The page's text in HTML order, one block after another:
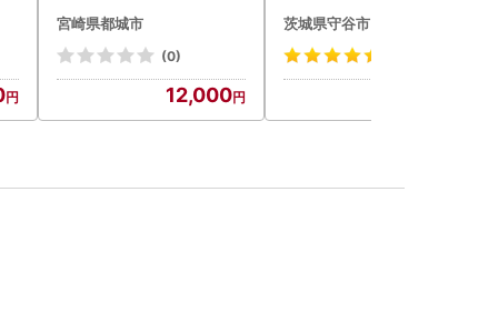
宮崎県都城市
(0)
12,000
茨城県守谷市